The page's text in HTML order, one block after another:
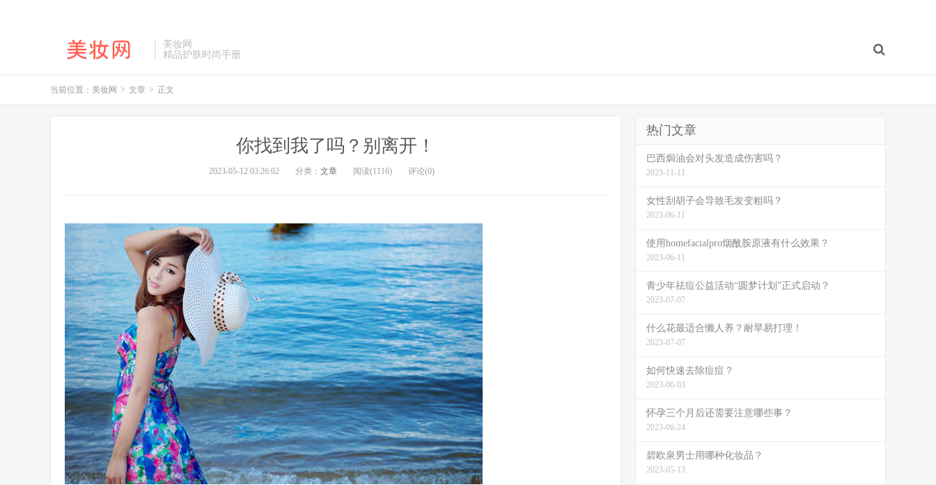
美妆网
精品护肤时尚手册
当前位置： 美妆网 > 文章 > 正文
你找到我了吗？别离开！
2023-05-12 03:26:02 分类： 文章 阅读(1116) 评论(0)
热门文章
巴西焗油会对头发造成伤害吗？
2023-11-11
女性刮胡子会导致毛发变粗吗？
2023-06-11
使用homefacialpro烟酰胺原液有什么效果？
2023-06-11
青少年祛痘公益活动“圆梦计划”正式启动？
2023-07-07
什么花最适合懒人养？耐旱易打理！
2023-07-07
如何快速去除痘痘？
2023-06-03
怀孕三个月后还需要注意哪些事？
2023-06-24
碧欧泉男士用哪种化妆品？
2023-05-13